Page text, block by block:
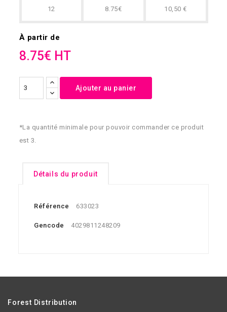
12 8.75€ 10,50 €
À partir de
8.75€ HT
Ajouter au panier
*La quantité minimale pour pouvoir commander ce produit
est 3.
Détails du produit
Référence 633023
Gencode 4029811248209
Forest Distribution